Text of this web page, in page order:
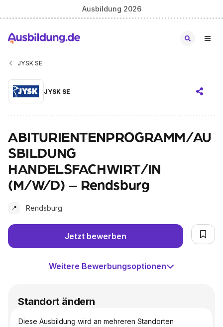
Ausbildung 2026
JYSK SE
JYSK SE
ABITURIENTENPROGRAMM/AU
SBILDUNG
HANDELSFACHWIRT/IN
(M/W/D) – Rendsburg
📍 Rendsburg
Jetzt bewerben
Weitere Bewerbungsoptionen
Standort ändern
Diese Ausbildung wird an mehreren Standorten